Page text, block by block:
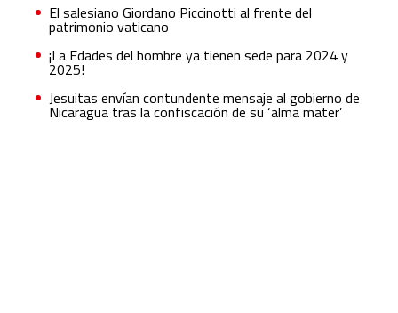
El salesiano Giordano Piccinotti al frente del
patrimonio vaticano
¡La Edades del hombre ya tienen sede para 2024 y
2025!
Jesuitas envían contundente mensaje al gobierno de
Nicaragua tras la confiscación de su ‘alma mater’